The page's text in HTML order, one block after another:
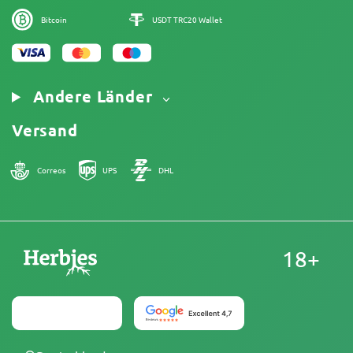
Bitcoin USDT TRC20 Wallet
Andere Länder
Versand
Correos UPS DHL
18+